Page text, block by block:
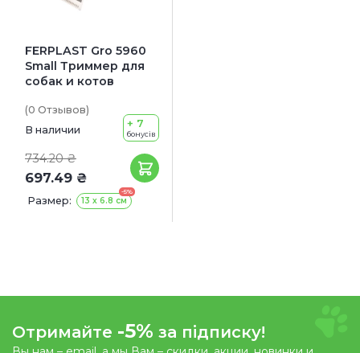
FERPLAST Gro 5960
Small Триммер для
собак и котов
(0 Отзывов)
В наличии
734.20 ₴
697.49 ₴
+ 7
бонусів
Размер:
-5%
13 х 6.8 см
Отримайте -5% за підписку!